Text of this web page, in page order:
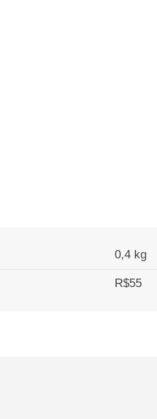
0,4 kg
R$55